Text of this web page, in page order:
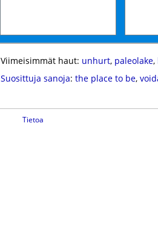
Viimeisimmät haut: unhurt, paleolake,
Suosittuja sanoja: the place to be,
Tietoa